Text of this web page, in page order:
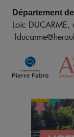
Département
Loïc